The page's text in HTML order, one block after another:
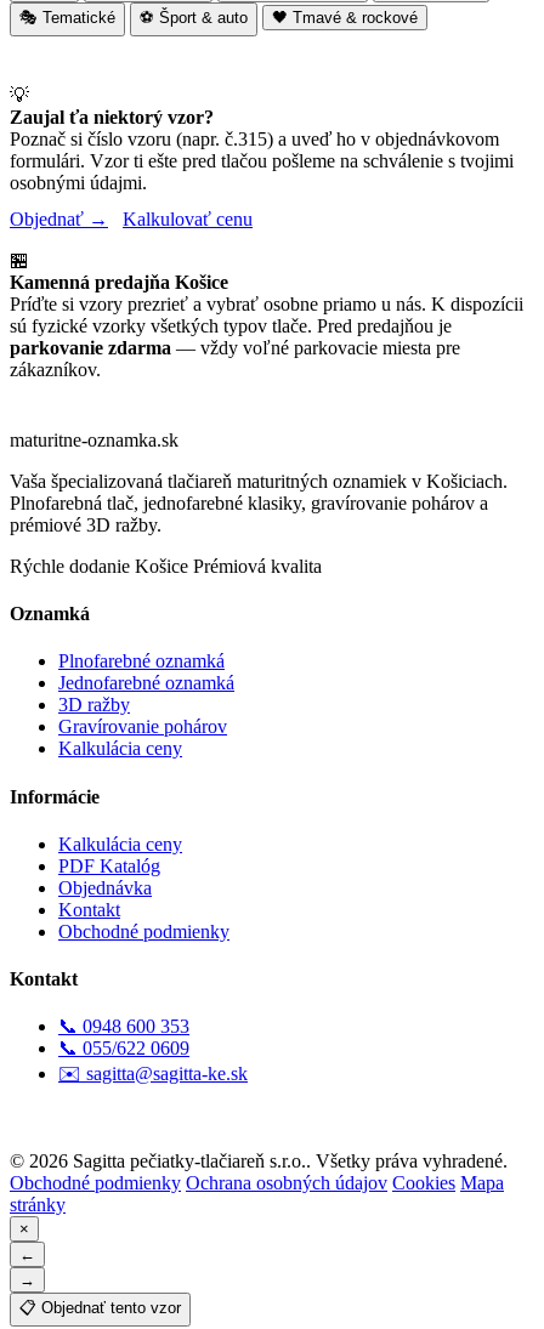
🎭 Tematické
⚽ Šport & auto 🖤 Tmavé & rockové
💡
Zaujal ťa niektorý vzor?
Poznač si číslo vzoru (napr. č.315) a uveď ho v objednávkovom
formulári. Vzor ti ešte pred tlačou pošleme na schválenie s tvojimi
osobnými údajmi.
Objednať →
Kalkulovať cenu
🏪
Kamenná predajňa Košice
Príďte si vzory prezrieť a vybrať osobne priamo u nás. K dispozícii
sú fyzické vzorky všetkých typov tlače. Pred predajňou je
parkovanie zdarma — vždy voľné parkovacie miesta pre
zákazníkov.
maturitne-oznamka.sk
Vaša špecializovaná tlačiareň maturitných oznamiek v Košiciach.
Plnofarebná tlač, jednofarebné klasiky, gravírovanie pohárov a
prémiové 3D ražby.
Rýchle dodanie Košice Prémiová kvalita
Oznamká
Plnofarebné oznamká
Jednofarebné oznamká
3D ražby
Gravírovanie pohárov
Kalkulácia ceny
Informácie
Kalkulácia ceny
PDF Katalóg
Objednávka
Kontakt
Obchodné podmienky
Kontakt
📞 0948 600 353
📞 055/622 0609
✉️ sagitta@sagitta-ke.sk
© 2026 Sagitta pečiatky-tlačiareň s.r.o.. Všetky práva vyhradené.
Obchodné podmienky Ochrana osobných údajov Cookies Mapa
stránky
×
←
→
📋 Objednať tento vzor